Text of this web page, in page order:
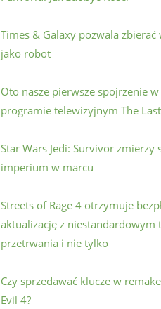
Times & Galaxy pozwala zbierać
jako robot
Oto nasze pierwsze spojrzenie
programie telewizyjnym The
Star Wars Jedi: Survivor zmierzy
imperium w marcu
Streets of Rage 4 otrzymuje
aktualizację z niestandardowym
przetrwania i nie tylko
Czy sprzedawać klucze w
Evil 4?